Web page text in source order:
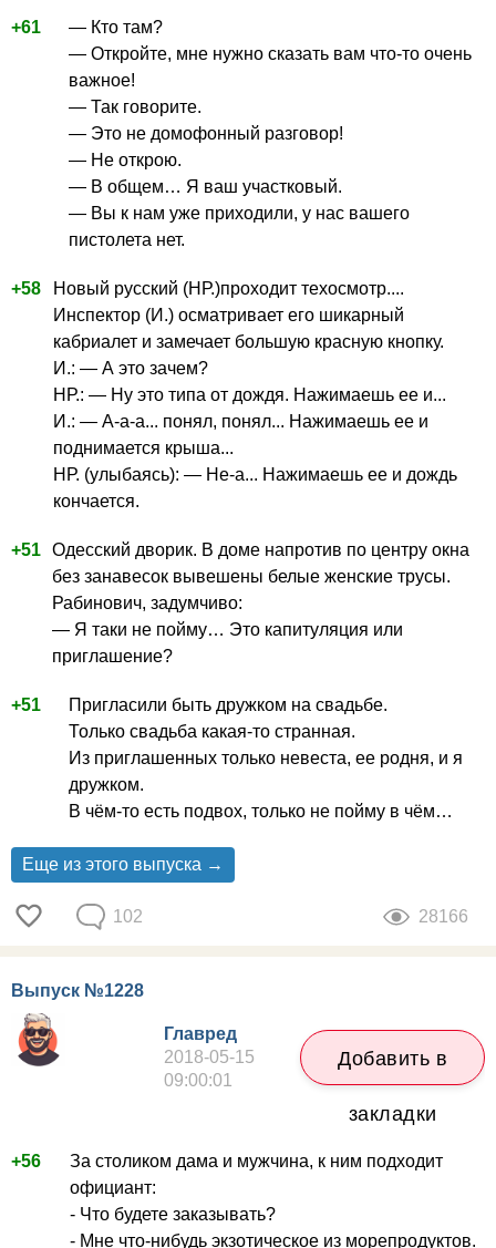
+61
— Кто там?
— Откройте, мне нужно сказать вам что-то очень
важное!
— Так говорите.
— Это не домофонный разговор!
— Не открою.
— В общем… Я ваш участковый.
— Вы к нам уже приходили, у нас вашего
пистолета нет.
+58
Новый русский (НР.)проходит техосмотр....
Инспектор (И.) осматривает его шикарный
кабриалет и замечает большую красную кнопку.
И.: — А это зачем?
НР.: — Ну это типа от дождя. Нажимаешь ее и...
И.: — А-а-а... понял, понял... Нажимаешь ее и
поднимается крыша...
НР. (улыбаясь): — Не-а... Нажимаешь ее и дождь
кончается.
+51 Одесский дворик. В доме напротив по центру окна
без занавесок вывешены белые женские трусы.
Рабинович, задумчиво:
— Я таки не пойму… Это капитуляция или
приглашение?
+51
Пригласили быть дружком на свадьбе.
Только свадьба какая-то странная.
Из приглашенных только невеста, ее родня, и я
дружком.
В чём-то есть подвох, только не пойму в чём…
Еще из этого выпуска →
102 28166
Выпуск №1228
Главред
2018-05-15
09:00:01
Добавить в
закладки
+56
За столиком дама и мужчина, к ним подходит
официант:
- Что будете заказывать?
- Мне что-нибудь экзотическое из морепродуктов.